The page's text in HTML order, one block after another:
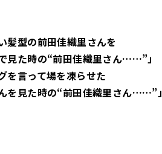
髪型の前田佳織里さんを
た時の“前田佳織里さん……”」
を言って場を凍らせた
見た時の“前田佳織里さん……”」